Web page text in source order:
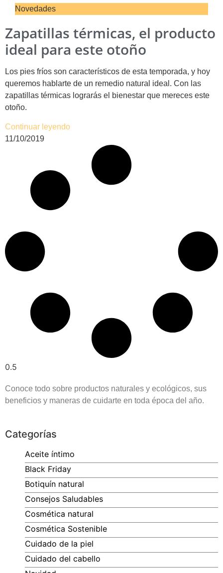
Novedades
Zapatillas térmicas, el producto
ideal para este otoño
Los pies fríos son característicos de esta temporada, y hoy
queremos hablarte de un remedio natural ideal. Con las
zapatillas térmicas lograrás el bienestar que mereces este
otoño.
Continuar leyendo
11/10/2019
Conoce todo sobre productos naturales y ecológicos, sus
beneficios y maneras de cuidarte en toda época del año.
Categorías
Aceite íntimo
Black Friday
Botiquín natural
Consejos Saludables
Cosmética natural
Cosmética Sostenible
Cuidado de la piel
Cuidado del cabello